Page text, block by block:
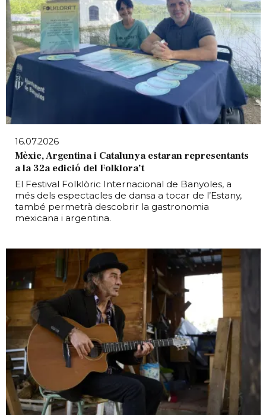
16.07.2026
Mèxic, Argentina i Catalunya estaran representants
a la 32a edició del Folklora’t
El Festival Folklòric Internacional de Banyoles, a
més dels espectacles de dansa a tocar de l’Estany,
també permetrà descobrir la gastronomia
mexicana i argentina.